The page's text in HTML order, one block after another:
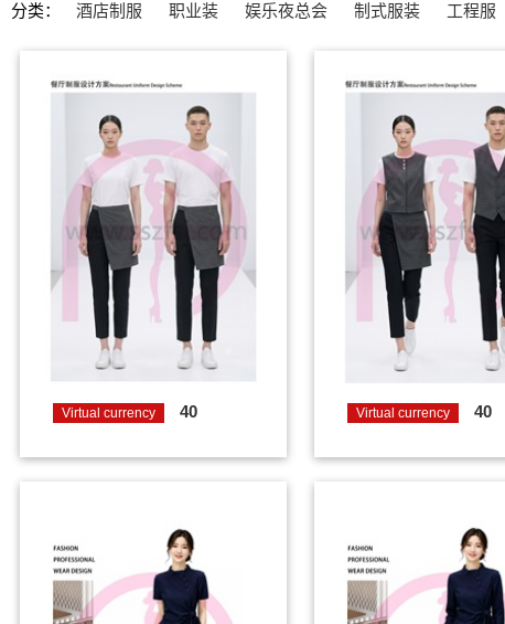
分类： 酒店制服 职业装 娱乐夜总会 制式服装 工程服
Virtual currency 40 Virtual currency 40